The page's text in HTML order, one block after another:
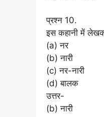
प्रश्न 10.
इस कहानी में लेखक
(a) नर
(b) नारी
(c) नर-नारी
(d) बालक
उत्तर-
(b) नारी